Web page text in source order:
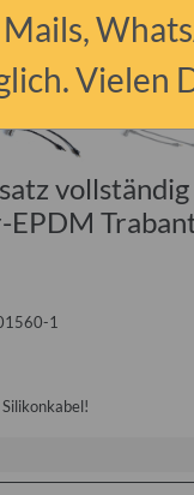
vollständig
EPDM
1
Vielen